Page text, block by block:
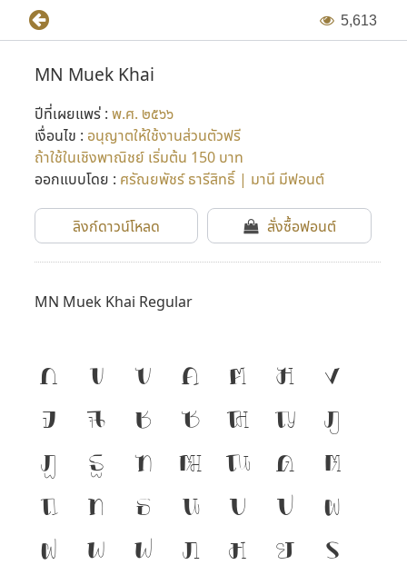
5,613
MN Muek Khai
ปีที่เผยแพร่ : พ.ศ. ๒๕๖๖
เงื่อนไข : อนุญาตให้ใช้งานส่วนตัวฟรี
ถ้าใช้ในเชิงพาณิชย์ เริ่มต้น 150 บาท
ออกแบบโดย : ศรัณยพัชร์ ธารีสิทธิ์ | มานี มีฟอนต์
ลิงก์ดาวน์โหลด สั่งซื้อฟอนต์
MN Muek Khai Regular
ก ข ฃ ค ฅ ฆ
ง
จ
ฉ ช ซ ฌ ญ
ฎ
ฏ
ฐ ฑ ฒ ณ ด
ต
ถ
ท ธ น บ ป
ผ
ฝ
พ ฟ ภ ม ย
ร